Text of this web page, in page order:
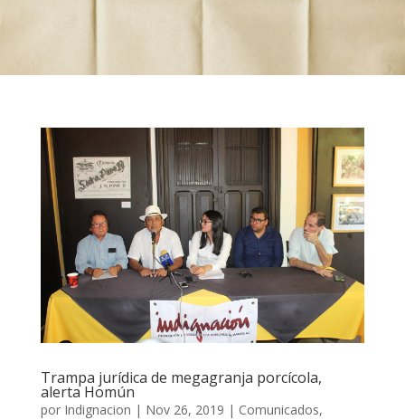
Trampa jurídica de megagranja porcícola,
alerta Homún
por Indignacion | Nov 26, 2019 | Comunicados,